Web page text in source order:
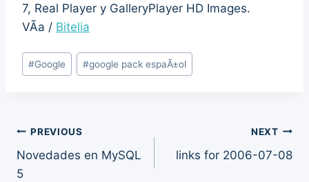
7, Real Player y GalleryPlayer HD Images.
VÃ­a / Bitelia
Post
Tags:
#Google #google pack espaÃ±ol
Post
navigation
PREVIOUS
Novedades en MySQL
5
NEXT
links for 2006-07-08